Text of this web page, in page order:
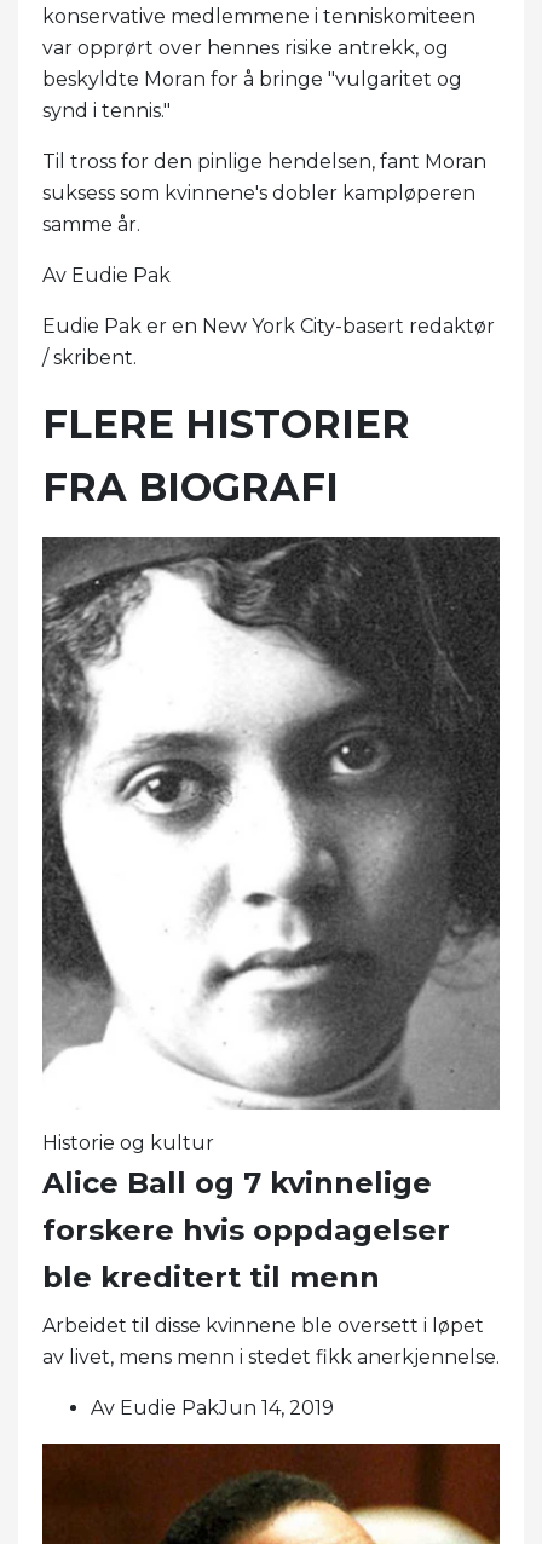
konservative medlemmene i tenniskomiteen
var opprørt over hennes risike antrekk, og
beskyldte Moran for å bringe "vulgaritet og
synd i tennis."
Til tross for den pinlige hendelsen, fant Moran
suksess som kvinnene's dobler kampløperen
samme år.
Av Eudie Pak
Eudie Pak er en New York City-basert redaktør
/ skribent.
FLERE HISTORIER
FRA BIOGRAFI
Historie og kultur
Alice Ball og 7 kvinnelige
forskere hvis oppdagelser
ble kreditert til menn
Arbeidet til disse kvinnene ble oversett i løpet
av livet, mens menn i stedet fikk anerkjennelse.
Av Eudie PakJun 14, 2019